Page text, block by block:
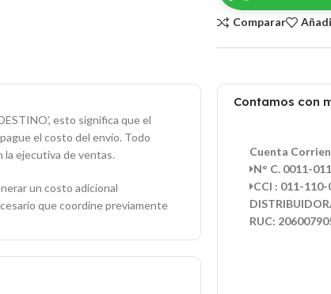
Comparar
esto significa que el
el costo del envío. Todo
ejecutiva de ventas.
un costo adicional
que coordine previamente
Contamos con
Cuenta
N° C. 0011-
CCI : 011-
RUC: